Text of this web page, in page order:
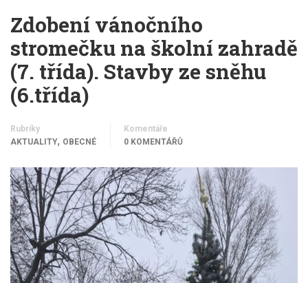
Zdobení vánočního
stromečku na školní zahradě
(7. třída). Stavby ze sněhu
(6.třída)
Rubriky
AKTUALITY, OBECNÉ
Komentáře
0 KOMENTÁŘŮ